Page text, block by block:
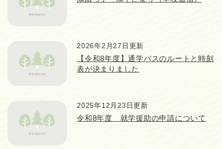
2026年2月27日更新
【令和8年度】通学バスのルートと時刻
表が決まりました
2025年12月23日更新
令和8年度 就学援助の申請について